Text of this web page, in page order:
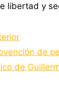
libertad y
de
de